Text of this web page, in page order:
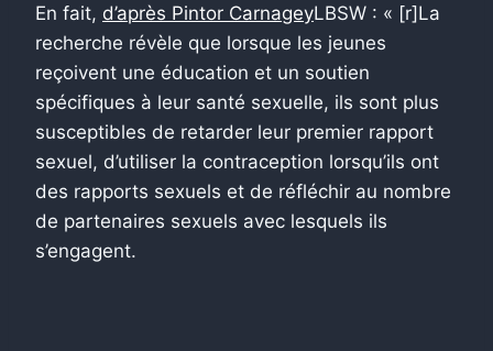
En fait, d’après Pintor CarnageyLBSW : « [r]La
recherche révèle que lorsque les jeunes
reçoivent une éducation et un soutien
spécifiques à leur santé sexuelle, ils sont plus
susceptibles de retarder leur premier rapport
sexuel, d’utiliser la contraception lorsqu’ils ont
des rapports sexuels et de réfléchir au nombre
de partenaires sexuels avec lesquels ils
s’engagent.